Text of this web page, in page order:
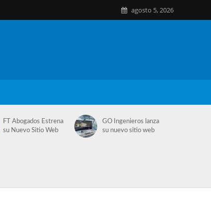
agosto 5, 2026
FT Abogados Estrena
su Nuevo Sitio Web
GO Ingenieros lanza
su nuevo sitio web